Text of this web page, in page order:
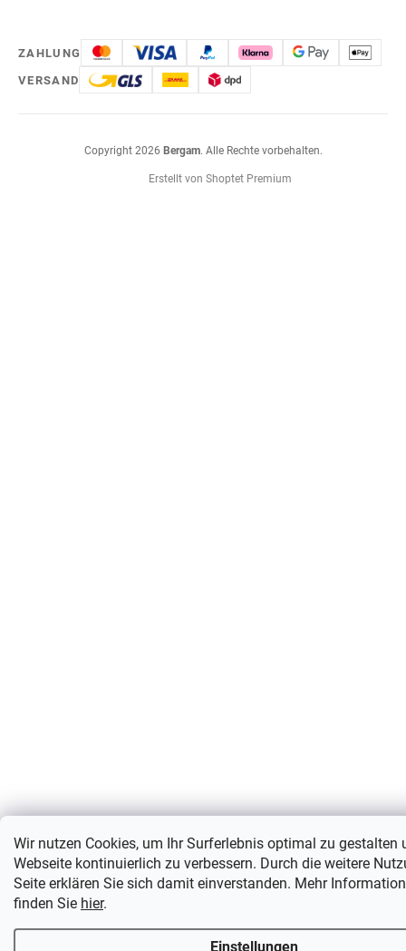
Wir nutzen Cookies, um Ihr Surferlebnis optimal zu gestalten
Webseite kontinuierlich zu verbessern. Durch die weitere
Seite erklären Sie sich damit einverstanden. Mehr
finden Sie hier.
Einstellungen
ZAHLUNG
VERSAND
Erstellt von Shoptet Premium
Copyright 2026 Bergam. Alle Rechte vorbehalten.